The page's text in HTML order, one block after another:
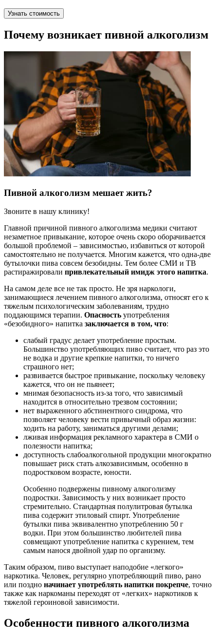
Узнать стоимость
Почему возникает пивной алкоголизм
Пивной алкоголизм мешает жить?
Звоните в нашу клинику!
Главной причиной пивного алкоголизма медики считают
незаметное привыкание, которое очень скоро оборачивается
большой проблемой – зависимостью, избавиться от которой
самостоятельно не получается. Многим кажется, что одна-две
бутылочки пива совсем безобидны. Тем более СМИ и ТВ
растиражировали привлекательный имидж этого напитка.
На самом деле все не так просто. Не зря наркологи,
занимающиеся лечением пивного алкоголизма, относят его к
тяжелым психологическим заболеваниям, трудно
поддающимся терапии. Опасность употребления
«безобидного» напитка заключается в том, что:
слабый градус делает употребление простым.
Большинство употребляющих пиво считает, что раз это
не водка и другие крепкие напитки, то ничего
страшного нет;
развивается быстрое привыкание, поскольку человеку
кажется, что он не пьянеет;
мнимая безопасность из-за того, что зависимый
находится в относительно трезвом состоянии;
нет выраженного абстинентного синдрома, что
позволяет человеку вести привычный образ жизни:
ходить на работу, заниматься другими делами;
лживая информация рекламного характера в СМИ о
полезности напитка;
доступность слабоалкогольной продукции многократно
повышает риск стать алкозависимым, особенно в
подростковом возрасте, юности.
Особенно подвержены пивному алкоголизму
подростки. Зависимость у них возникает просто
стремительно. Стандартная полулитровая бутылка
пива содержит этиловый спирт. Употребление
бутылки пива эквивалентно употреблению 50 г
водки. При этом большинство любителей пива
совмещают употребление напитка с курением, тем
самым нанося двойной удар по организму.
Таким образом, пиво выступает наподобие «легкого»
наркотика. Человек, регулярно употребляющий пиво, рано
или поздно начинает употреблять напитки покрепче, точно
также как наркоманы переходят от «легких» наркотиков к
тяжелой героиновой зависимости.
Особенности пивного алкоголизма